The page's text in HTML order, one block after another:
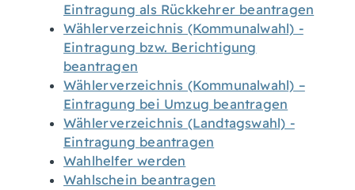
Eintragung als Rückkehrer beantragen
Wählerverzeichnis (Kommunalwahl) -
Eintragung bzw. Berichtigung
beantragen
Wählerverzeichnis (Kommunalwahl) –
Eintragung bei Umzug beantragen
Wählerverzeichnis (Landtagswahl) -
Eintragung beantragen
Wahlhelfer werden
Wahlschein beantragen